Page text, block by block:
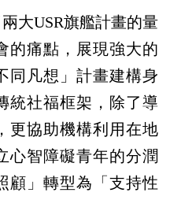
大USR旗艦計畫的量
的痛點，展現強大的
同凡想」計畫建構身
統社福框架，除了導
更協助機構利用在地
心智障礙青年的分潤
顧」轉型為「支持性